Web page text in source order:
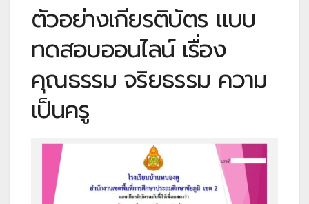
ตัวอย่างเกียรติบัตร แบบ
ทดสอบออนไลน์ เรื่อง
คุณธรรม จริยธรรม ความ
เป็นครู